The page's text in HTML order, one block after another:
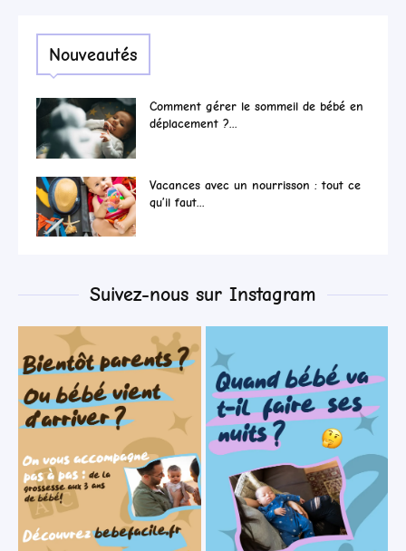
Nouveautés
Comment gérer le sommeil de bébé en
déplacement ?...
Vacances avec un nourrisson : tout ce
qu’il faut...
Suivez-nous sur Instagram